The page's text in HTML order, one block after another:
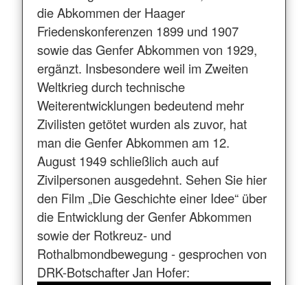
die Abkommen der Haager
Friedenskonferenzen 1899 und 1907
sowie das Genfer Abkommen von 1929,
ergänzt. Insbesondere weil im Zweiten
Weltkrieg durch technische
Weiterentwicklungen bedeutend mehr
Zivilisten getötet wurden als zuvor, hat
man die Genfer Abkommen am 12.
August 1949 schließlich auch auf
Zivilpersonen ausgedehnt. Sehen Sie hier
den Film „Die Geschichte einer Idee“ über
die Entwicklung der Genfer Abkommen
sowie der Rotkreuz- und
Rothalbmondbewegung - gesprochen von
DRK-Botschafter Jan Hofer: